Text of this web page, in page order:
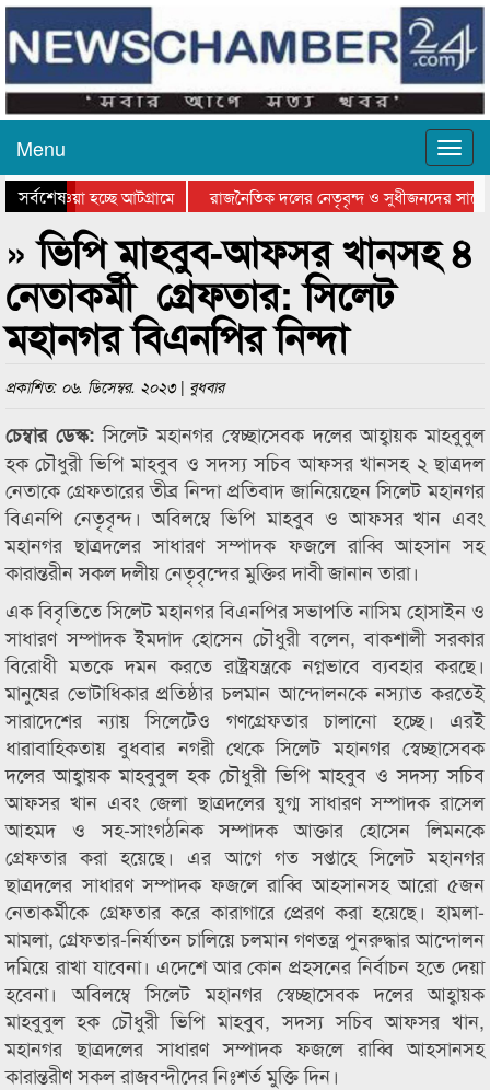
Menu
সর্বশেষ
যাওয়া হচ্ছে আটগ্রামে
রাজনৈতিক দলের নেতৃবৃন্দ ও সুধীজনদের সাথে
পুরস্কার বিতরণ সম্পন্ন
» ভিপি মাহবুব-আফসর খানসহ ৪
নেতাকর্মী গ্রেফতার: সিলেট
মহানগর বিএনপির নিন্দা
প্রকাশিত: ০৬. ডিসেম্বর. ২০২৩ | বুধবার
চেম্বার ডেস্ক:সিলেট মহানগর স্বেচ্ছাসেবক দলের আহ্বায়ক মাহবুবুল
হক চৌধুরী ভিপি মাহবুব ও সদস্য সচিব আফসর খানসহ ২ ছাত্রদল
নেতাকে গ্রেফতারের তীব্র নিন্দা প্রতিবাদ জানিয়েছেন সিলেট মহানগর
বিএনপি নেতৃবৃন্দ। অবিলম্বে ভিপি মাহবুব ও আফসর খান এবং
মহানগর ছাত্রদলের সাধারণ সম্পাদক ফজলে রাব্বি আহসান সহ
কারান্তরীন সকল দলীয় নেতৃবৃন্দের মুক্তির দাবী জানান তারা।
এক বিবৃতিতে সিলেট মহানগর বিএনপির সভাপতি নাসিম হোসাইন ও
সাধারণ সম্পাদক ইমদাদ হোসেন চৌধুরী বলেন, বাকশালী সরকার
বিরোধী মতকে দমন করতে রাষ্ট্রযন্ত্রকে নগ্নভাবে ব্যবহার করছে।
মানুষের ভোটাধিকার প্রতিষ্ঠার চলমান আন্দোলনকে নস্যাত করতেই
সারাদেশের ন্যায় সিলেটেও গণগ্রেফতার চালানো হচ্ছে। এরই
ধারাবাহিকতায় বুধবার নগরী থেকে সিলেট মহানগর স্বেচ্ছাসেবক
দলের আহ্বায়ক মাহবুবুল হক চৌধুরী ভিপি মাহবুব ও সদস্য সচিব
আফসর খান এবং জেলা ছাত্রদলের যুগ্ম সাধারণ সম্পাদক রাসেল
আহমদ ও সহ-সাংগঠনিক সম্পাদক আক্তার হোসেন লিমনকে
গ্রেফতার করা হয়েছে। এর আগে গত সপ্তাহে সিলেট মহানগর
ছাত্রদলের সাধারণ সম্পাদক ফজলে রাব্বি আহসানসহ আরো ৫জন
নেতাকর্মীকে গ্রেফতার করে কারাগারে প্রেরণ করা হয়েছে। হামলা-
মামলা, গ্রেফতার-নির্যাতন চালিয়ে চলমান গণতন্ত্র পুনরুদ্ধার আন্দোলন
দমিয়ে রাখা যাবেনা। এদেশে আর কোন প্রহসনের নির্বাচন হতে দেয়া
হবেনা। অবিলম্বে সিলেট মহানগর স্বেচ্ছাসেবক দলের আহ্বায়ক
মাহবুবুল হক চৌধুরী ভিপি মাহবুব, সদস্য সচিব আফসর খান,
মহানগর ছাত্রদলের সাধারণ সম্পাদক ফজলে রাব্বি আহসানসহ
কারান্তরীণ সকল রাজবন্দীদের নিঃশর্ত মুক্তি দিন।